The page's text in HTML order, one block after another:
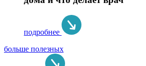
подробнее
больше полезных